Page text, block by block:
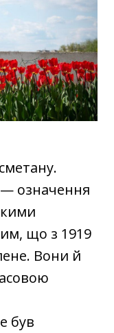
означення
що з 1919
Вони й
був